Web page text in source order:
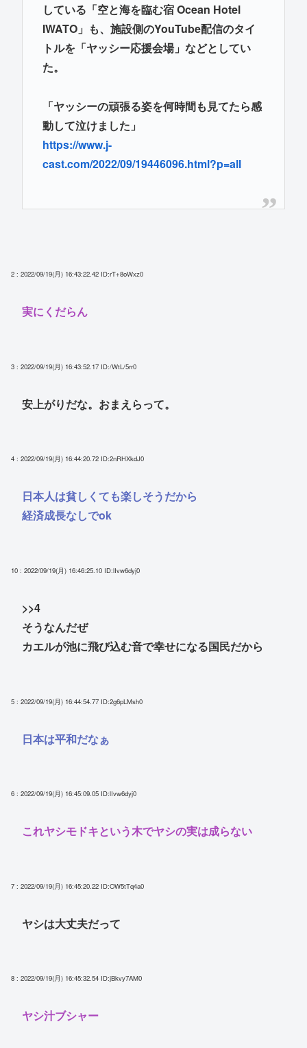
している「空と海を臨む宿 Ocean Hotel
IWATO」も、施設側のYouTube配信のタイ
トルを「ヤッシー応援会場」などとしてい
た。
「ヤッシーの頑張る姿を何時間も見てたら感
動して泣けました」
https://www.j-
cast.com/2022/09/19446096.html?p=all
2 : 2022/09/19(月) 16:43:22.42 ID:rT+8oWxz0
実にくだらん
3 : 2022/09/19(月) 16:43:52.17 ID:/WtL/5rr0
安上がりだな。おまえらって。
4 : 2022/09/19(月) 16:44:20.72 ID:2nRHXkdJ0
日本人は貧しくても楽しそうだから
経済成長なしでok
10 : 2022/09/19(月) 16:46:25.10 ID:lIvw6dyj0
>>4
そうなんだぜ
カエルが池に飛び込む音で幸せになる国民だから
5 : 2022/09/19(月) 16:44:54.77 ID:2g6pLMsh0
日本は平和だなぁ
6 : 2022/09/19(月) 16:45:09.05 ID:lIvw6dyj0
これヤシモドキという木でヤシの実は成らない
7 : 2022/09/19(月) 16:45:20.22 ID:OW5tTq4a0
ヤシは大丈夫だって
8 : 2022/09/19(月) 16:45:32.54 ID:jBkvy7AM0
ヤシ汁ブシャー